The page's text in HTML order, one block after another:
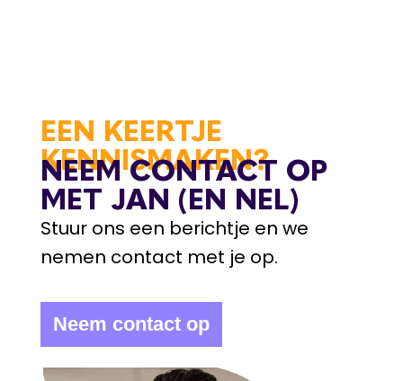
EEN KEERTJE
KENNISMAKEN?
NEEM CONTACT OP
MET JAN (EN NEL)
Stuur ons een berichtje en we
nemen contact met je op.
Neem contact op